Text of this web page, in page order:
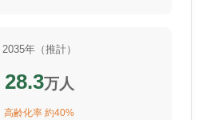
2035年（推計）
28.3万人
高齢化率 約40%